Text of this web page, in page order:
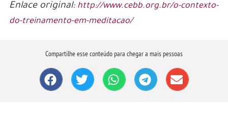
Enlace original: http://www.cebb.org.br/o-contexto-
do-treinamento-em-meditacao/
Compartilhe esse conteúdo para chegar a mais pessoas